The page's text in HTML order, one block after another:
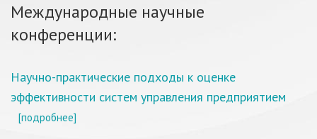
Международные научные
конференции:
Научно-практические подходы к оценке
эффективности систем управления предприятием
[подробнее]